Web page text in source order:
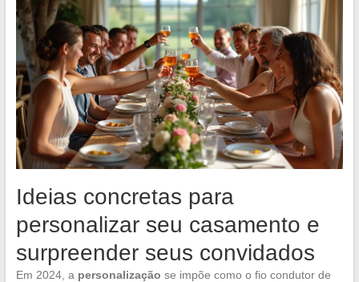
Ideias concretas para
personalizar seu casamento e
surpreender seus convidados
Em 2024, a personalização se impõe como o fio condutor de